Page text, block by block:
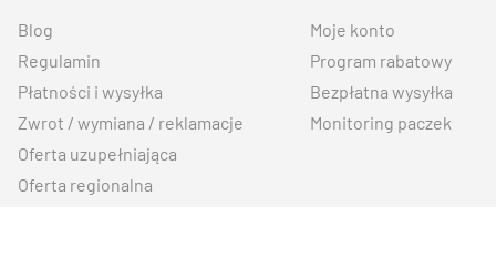
Blog
Regulamin
Płatności i wysyłka
Zwrot / wymiana / reklamacje
Oferta uzupełniająca
Oferta regionalna
Moje konto
Program rabatowy
Bezpłatna wysyłka
Monitoring paczek